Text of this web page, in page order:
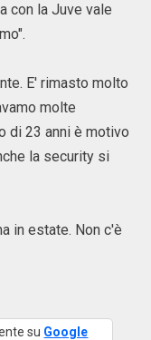
con la Juve vale
E' rimasto molto
molte
di 23 anni è motivo
la security si
in estate. Non c'è
su Google